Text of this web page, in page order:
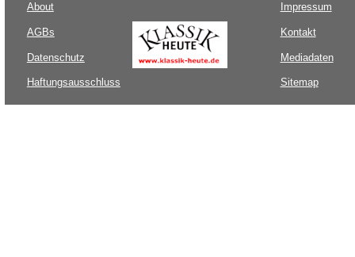
About
AGBs
Datenschutz
Haftungsausschluss
Impressum
Kontakt
Mediadaten
Sitemap